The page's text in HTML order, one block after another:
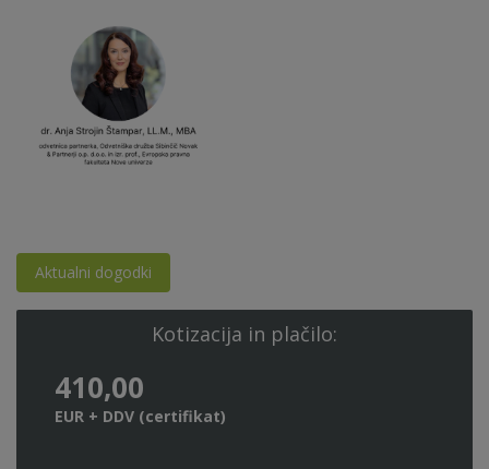
Aktualni dogodki
Kotizacija in plačilo:
410,00
EUR + DDV (certifikat)